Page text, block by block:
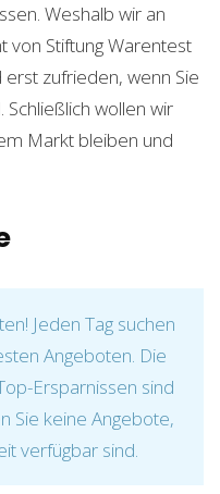
Weshalb wir an
von Stiftung Warentest
zufrieden, wenn Sie
wollen wir
Markt bleiben und
Jeden Tag suchen
Angeboten. Die
Ersparnissen sind
Sie keine Angebote,
verfügbar sind.